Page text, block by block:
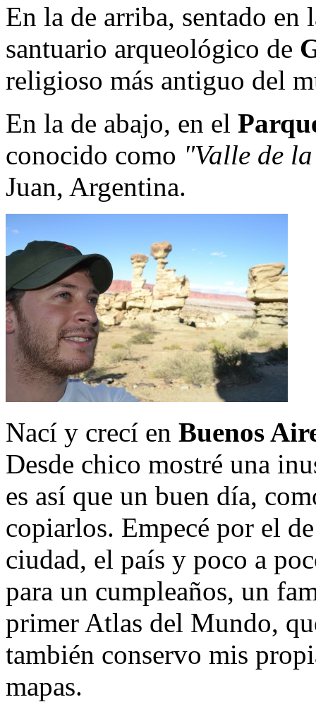
En la de arriba, sentado
santuario arqueológico de
religioso más antiguo del
En la de abajo, en el
conocido como "Valle de
Juan, Argentina.
Nací y crecí en Buenos
Desde chico mostré una
es así que un buen día,
copiarlos. Empecé por el
ciudad, el país y poco a
para un cumpleaños, un
primer Atlas del Mundo,
también conservo mis
mapas.